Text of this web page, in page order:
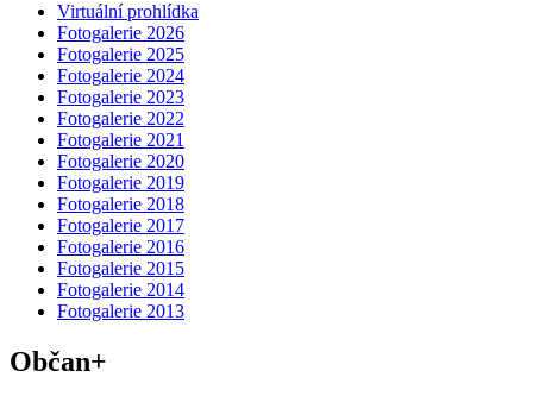
Virtuální prohlídka
Fotogalerie 2026
Fotogalerie 2025
Fotogalerie 2024
Fotogalerie 2023
Fotogalerie 2022
Fotogalerie 2021
Fotogalerie 2020
Fotogalerie 2019
Fotogalerie 2018
Fotogalerie 2017
Fotogalerie 2016
Fotogalerie 2015
Fotogalerie 2014
Fotogalerie 2013
Občan+